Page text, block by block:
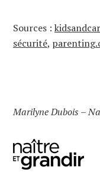
Sources :
sécurité,
Marilyne Dubois –